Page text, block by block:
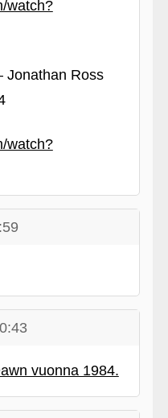
watch?
Jonathan Ross
watch?
vuonna 1984.